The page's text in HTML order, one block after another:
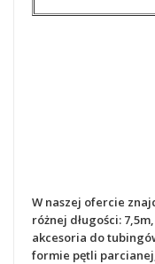
W naszej ofercie
różnej długości:
akcesoria do
formie pętli